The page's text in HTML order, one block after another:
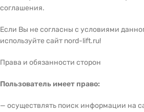
соглашения.
Если Вы не согласны с условиями
используйте сайт nord-lift.ru!
Права и обязанности сторон
Пользователь имеет право:
— осуществлять поиск информации на